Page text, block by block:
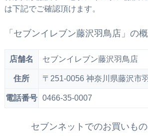
は下記でご確認頂けます。
「セブンイレブン藤沢羽鳥店」の
店舗名 セブンイレブン藤沢羽鳥店
住所 〒251-0056 神奈川県藤沢市
電話番号 0466-35-0007
セブンネットでのお買いも